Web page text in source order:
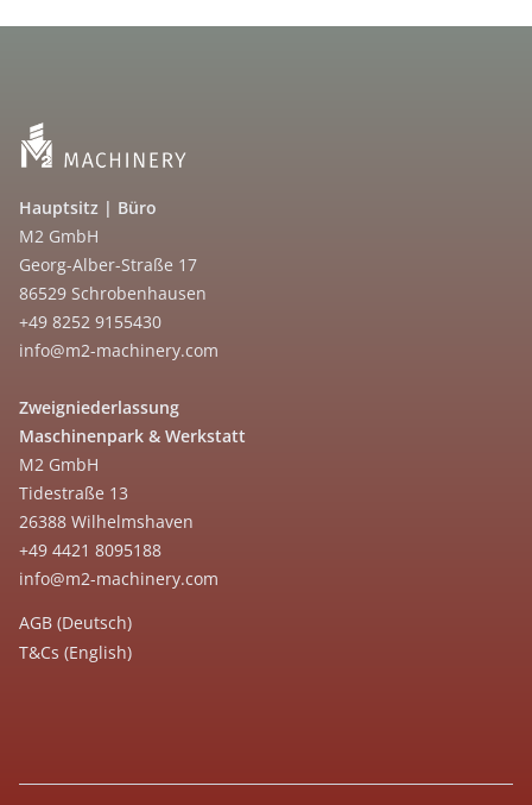
Hauptsitz | Büro
M2 GmbH
Georg-Alber-Straße 17
86529 Schrobenhausen
+49 8252 9155430
info@m2-machinery.com
Zweigniederlassung
Maschinenpark & Werkstatt
M2 GmbH
Tidestraße 13
26388 Wilhelmshaven
+49 4421 8095188
info@m2-machinery.com
AGB (Deutsch)
T&Cs (English)